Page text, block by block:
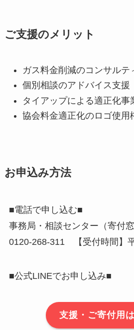
ご支援のメリット
ガス料金削減のコンサルテ
個別相談のアドバイス支援
タイアップによる適正化事
協会料金適正化のロゴ使用
お申込み方法
■電話で申し込む■
事務局・相談センター（寄付窓
0120-268-311 【受付時間】
■公式LINEでお申し込み■
支援・ご寄付用